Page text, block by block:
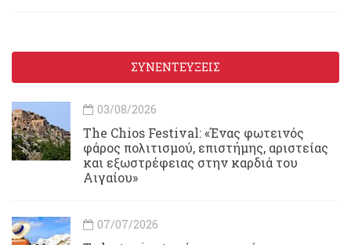
ΣΥΝΕΝΤΕΥΞΕΙΣ
03/08/2026
Τhe Chios Festival: «Ένας φωτεινός
φάρος πολιτισμού, επιστήμης, αριστείας
και εξωστρέφειας στην καρδιά του
Αιγαίου»
07/07/2026